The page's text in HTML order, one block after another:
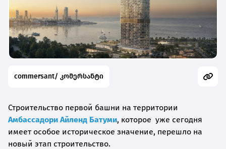
commersant/ კომერსანტი
Строительство первой башни на территории
Амбассадори Айленд Батуми, которое уже сегодня
имеет особое историческое значение, перешло на
новый этап строительство.